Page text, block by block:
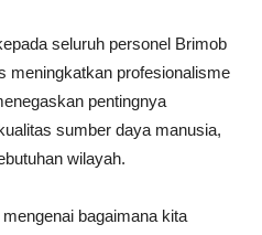
seluruh personel Brimob
meningkatkan profesionalisme
pentingnya
sumber daya manusia,
wilayah.
bagaimana kita